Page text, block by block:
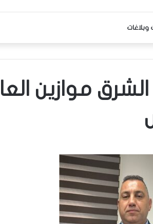
وبلاغات
موازين